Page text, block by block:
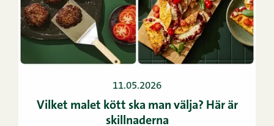
11.05.2026
Vilket malet kött ska man välja? Här är
skillnaderna